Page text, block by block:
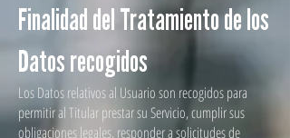
Finalidad del Tratamiento de los
Datos recogidos
Los Datos relativos al Usuario son recogidos para
permitir al Titular prestar su Servicio, cumplir sus
obligaciones legales, responder a solicitudes de